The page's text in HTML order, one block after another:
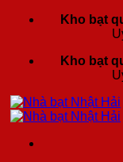
dung
Kho bạt
Kho bạt